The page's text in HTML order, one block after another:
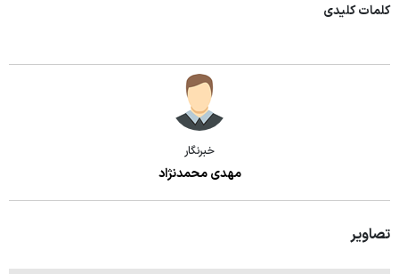
کلمات کلیدی
خبرنگار
مهدی محمدنژاد
تصاویر